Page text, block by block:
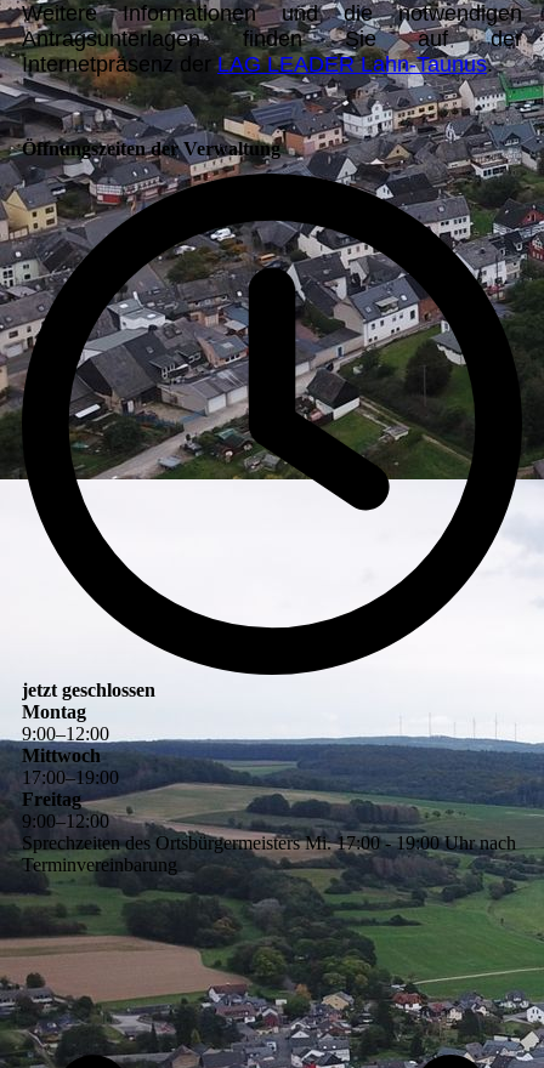
Weitere Informationen und die notwendigen
Antragsunterlagen finden Sie auf der
Internetpräsenz derLAG LEADER Lahn-Taunus.
Öffnungszeiten der Verwaltung
jetzt geschlossen
Montag
9:00–12:00
Mittwoch
17:00–19:00
Freitag
9:00–12:00
Sprechzeiten des Ortsbürgermeisters Mi. 17:00 - 19:00 Uhr nach
Terminvereinbarung